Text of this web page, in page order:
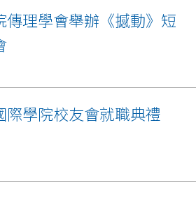
傳理學會舉辦《撼動》短
際學院校友會就職典禮